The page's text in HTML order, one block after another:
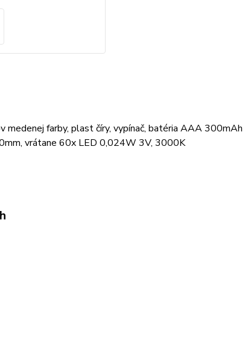
medenej farby, plast číry, vypínač, batéria AAA 300mAh
vrátane 60x LED 0,024W 3V, 3000K